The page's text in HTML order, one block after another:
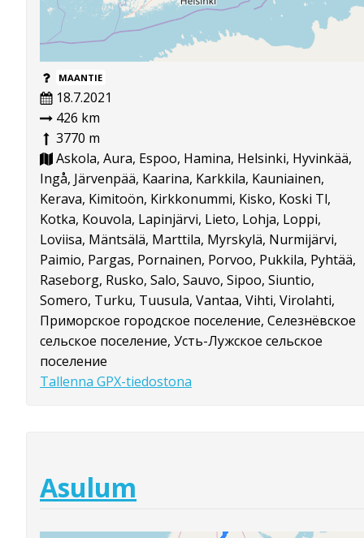
MAANTIE
18.7.2021
426 km
3770 m
Askola, Aura, Espoo, Hamina, Helsinki, Hyvinkää,
Ingå, Järvenpää, Kaarina, Karkkila, Kauniainen,
Kerava, Kimitoön, Kirkkonummi, Kisko, Koski Tl,
Kotka, Kouvola, Lapinjärvi, Lieto, Lohja, Loppi,
Loviisa, Mäntsälä, Marttila, Myrskylä, Nurmijärvi,
Paimio, Pargas, Pornainen, Porvoo, Pukkila, Pyhtää,
Raseborg, Rusko, Salo, Sauvo, Sipoo, Siuntio,
Somero, Turku, Tuusula, Vantaa, Vihti, Virolahti,
Приморское городское поселение, Селезнёвское
сельское поселение, Усть-Лужское сельское
поселение
Tallenna GPX-tiedostona
Asulum